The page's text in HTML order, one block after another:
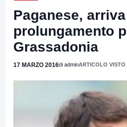
Paganese,
prolungamento
Grassadonia
17 MARZO 2016di adminARTICOLO VISTO